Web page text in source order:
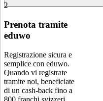
2
Prenota tramite
eduwo
Registrazione sicura e
semplice con eduwo.
Quando vi registrate
tramite noi, beneficiate
di un cash-back fino a
800 franchi svizzeri.